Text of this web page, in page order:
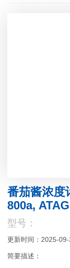
番茄酱浓度
800a,
型号：
更新时间：2025-09-
简要描述：